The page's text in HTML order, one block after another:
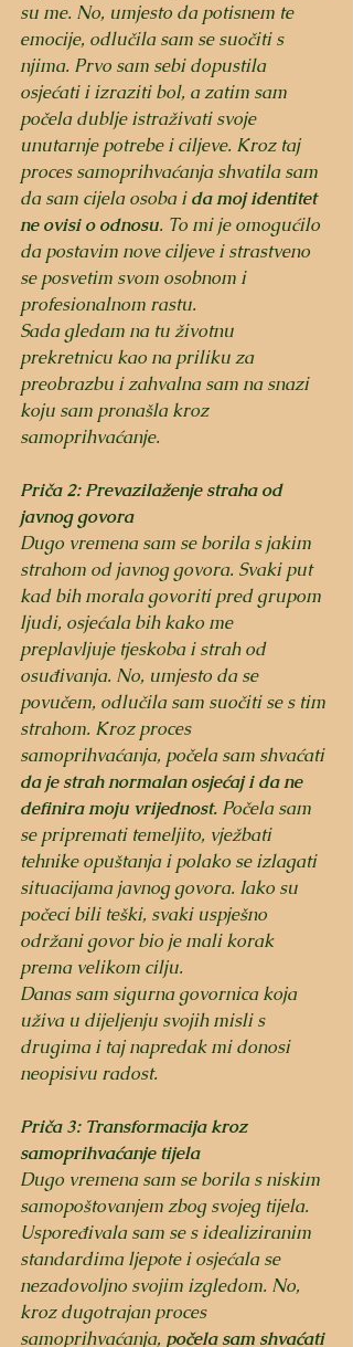
su me. No, umjesto da potisnem te
emocije, odlučila sam se suočiti s
njima. Prvo sam sebi dopustila
osjećati i izraziti bol, a zatim sam
počela dublje istraživati svoje
unutarnje potrebe i ciljeve. Kroz taj
proces samoprihvaćanja shvatila sam
da sam cijela osoba i da moj identitet
ne ovisi o odnosu. To mi je omogućilo
da postavim nove ciljeve i strastveno
se posvetim svom osobnom i
profesionalnom rastu.
Sada gledam na tu životnu
prekretnicu kao na priliku za
preobrazbu i zahvalna sam na snazi
koju sam pronašla kroz
samoprihvaćanje.
Priča 2: Prevazilaženje straha od
javnog govora
Dugo vremena sam se borila s jakim
strahom od javnog govora. Svaki put
kad bih morala govoriti pred grupom
ljudi, osjećala bih kako me
preplavljuje tjeskoba i strah od
osuđivanja. No, umjesto da se
povučem, odlučila sam suočiti se s tim
strahom. Kroz proces
samoprihvaćanja, počela sam shvaćati
da je strah normalan osjećaj i da ne
definira moju vrijednost. Počela sam
se pripremati temeljito, vježbati
tehnike opuštanja i polako se izlagati
situacijama javnog govora. Iako su
počeci bili teški, svaki uspješno
održani govor bio je mali korak
prema velikom cilju.
Danas sam sigurna govornica koja
uživa u dijeljenju svojih misli s
drugima i taj napredak mi donosi
neopisivu radost.
Priča 3: Transformacija kroz
samoprihvaćanje tijela
Dugo vremena sam se borila s niskim
samopoštovanjem zbog svojeg tijela.
Uspoređivala sam se s idealiziranim
standardima ljepote i osjećala se
nezadovoljno svojim izgledom. No,
kroz dugotrajan proces
samoprihvaćanja, počela sam shvaćati